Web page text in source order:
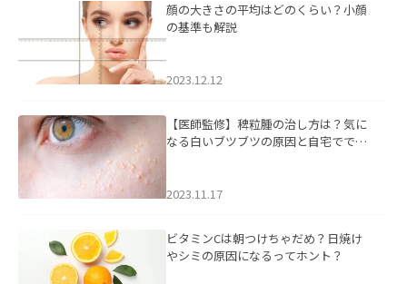
顔の大きさの平均はどのくらい？小顔
の基準も解説
2023.12.12
【医師監修】稗粒腫の治し方は？気に
なる白いブツブツの原因と自宅ででき
2023.11.17
ビタミンCは朝つけちゃだめ？日焼け
やシミの原因になるってホント？